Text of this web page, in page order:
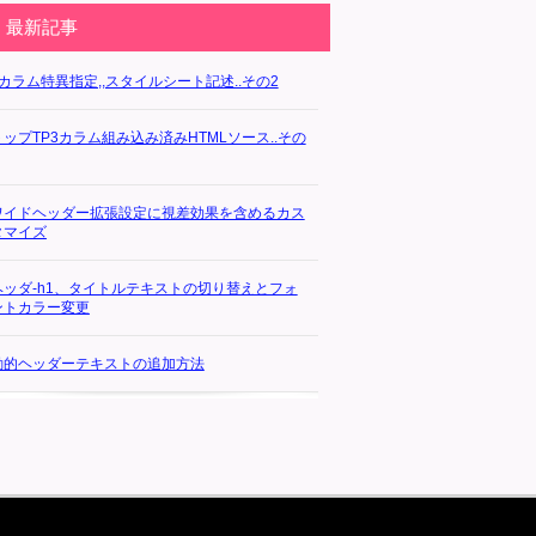
最新記事
ラム特異指定,,スタイルシート記述..その2
ップTP3カラム組み込み済みHTMLソース..その
イドヘッダー拡張設定に視差効果を含めるカス
マイズ
ッダ-h1、タイトルテキストの切り替えとフォ
トカラー変更
的ヘッダーテキストの追加方法